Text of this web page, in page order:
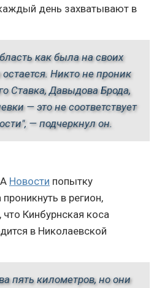
день захватывают в
как была на своих
остается. Никто не проник
Ставка, Давыдова Брода,
— это не соответствует
— подчеркнул он.
Новости попытку
в регион,
Кинбурнская коса
в Николаевской
пять километров, но они